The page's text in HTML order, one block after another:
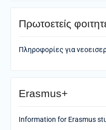
Πρωτοετείς
Πληροφορίες για
Erasmus+
Information for Erasmus